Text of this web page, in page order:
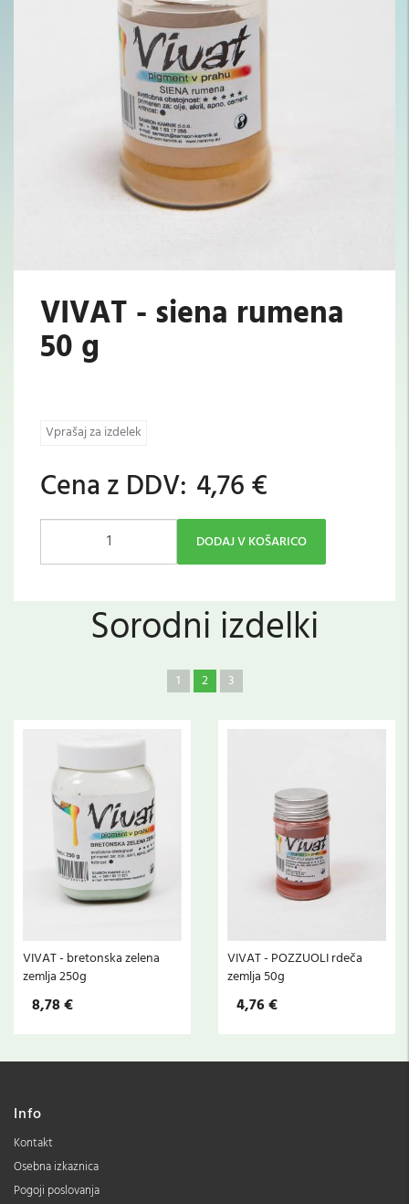
VIVAT - siena rumena
50 g
Vprašaj za izdelek
Cena z DDV: 4,76 €
DODAJ V KOŠARICO
Sorodni izdelki
1 2 3
VIVAT - bretonska zelena
zemlja 250g
8,78 €
VIVAT - POZZUOLI rdeča
zemlja 50g
4,76 €
Info
Kontakt
Osebna izkaznica
Pogoji poslovanja